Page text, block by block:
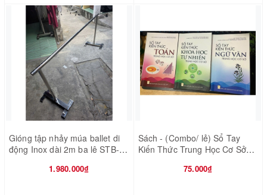
Gióng tập nhảy múa ballet di
động Inox dài 2m ba lê STB-
1.980.000₫
Sách - (Combo/ lẻ) Sổ Tay
Kiến Thức Trung Học Cơ Sở
75.000₫